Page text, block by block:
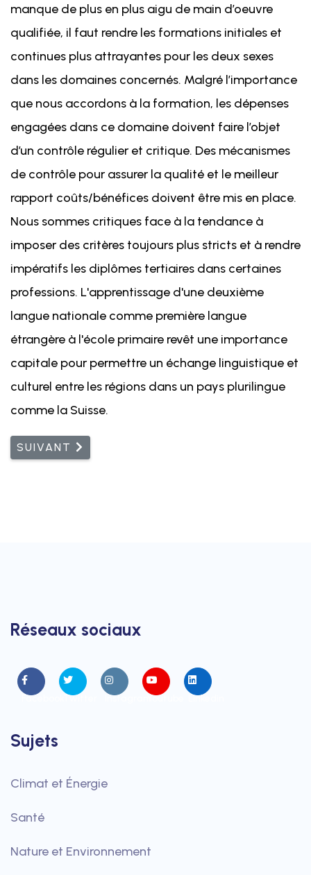
manque de plus en plus aigu de main d’oeuvre
qualifiée, il faut rendre les formations initiales et
continues plus attrayantes pour les deux sexes
dans les domaines concernés. Malgré l’importance
que nous accordons à la formation, les dépenses
engagées dans ce domaine doivent faire l’objet
d’un contrôle régulier et critique. Des mécanismes
de contrôle pour assurer la qualité et le meilleur
rapport coûts/bénéfices doivent être mis en place.
Nous sommes critiques face à la tendance à
imposer des critères toujours plus stricts et à rendre
impératifs les diplômes tertiaires dans certaines
professions. L'apprentissage d'une deuxième
langue nationale comme première langue
étrangère à l'école primaire revêt une importance
capitale pour permettre un échange linguistique et
culturel entre les régions dans un pays plurilingue
comme la Suisse.
ARTICLE SUIVANT : RESPONSABILITÉ PROPRE
SUIVANT
Réseaux sociaux
Facebook Twitter InstagramYoutube Linkedin
Sujets
Climat et Énergie
Santé
Nature et Environnement